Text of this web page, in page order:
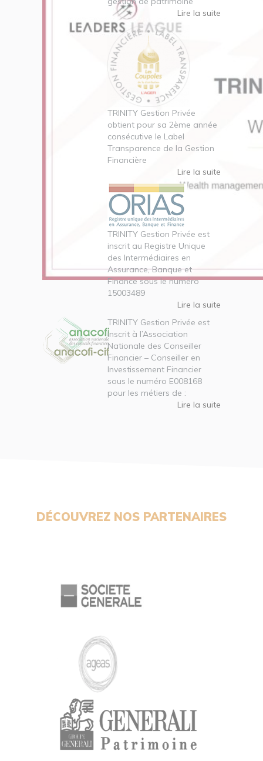
Lire la suite
TRINITY Gestion Privée
obtient pour sa 2ème année
consécutive le Label
Transparence de la Gestion
Financière
Lire la suite
TRINITY Gestion Privée est
inscrit au Registre Unique
des Intermédiaires en
Assurance, Banque et
Finance sous le numéro
15003489
Lire la suite
TRINITY Gestion Privée est
inscrit à l’Association
Nationale des Conseiller
Financier – Conseiller en
Investissement Financier
sous le numéro E008168
pour les métiers de :
Lire la suite
DÉCOUVREZ NOS PARTENAIRES